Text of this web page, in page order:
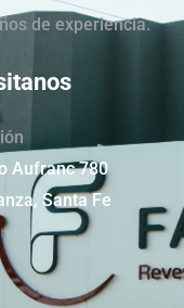
de experiencia.
Aufranc 780
Santa Fe